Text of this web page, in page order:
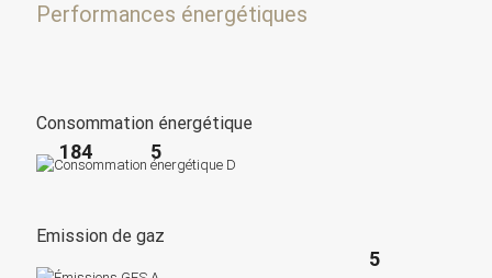
Performances énergétiques
Consommation énergétique
184 5
Emission de gaz
5